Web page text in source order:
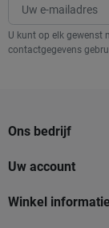
U kunt op elk gewenst
contactgegevens
Ons bedrijf
Uw account
Winkel informatie